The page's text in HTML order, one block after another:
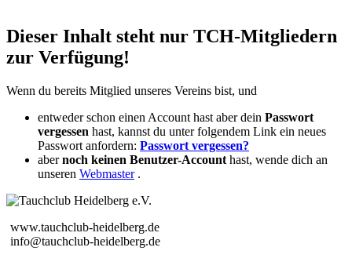
Dieser Inhalt steht nur TCH-Mitgliedern
zur Verfügung!
Wenn du bereits Mitglied unseres Vereins bist, und
entweder schon einen Account hast aber dein Passwort
vergessen hast, kannst du unter folgendem Link ein neues
Passwort anfordern: Passwort vergessen?
abernoch keinen Benutzer-Account hast, wende dich an
unseren Webmaster.
www.tauchclub-heidelberg.de
info@tauchclub-heidelberg.de